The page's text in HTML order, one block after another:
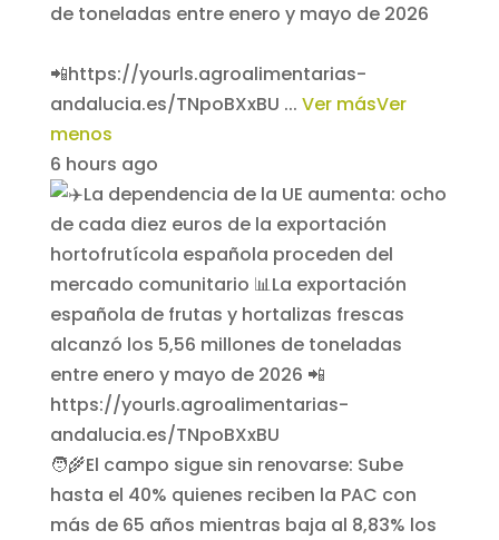
de toneladas entre enero y mayo de 2026
📲https://yourls.agroalimentarias-
andalucia.es/TNpoBXxBU ... Ver másVer
menos
6 hours ago
🧑‍🌾El campo sigue sin renovarse: Sube
hasta el 40% quienes reciben la PAC con
más de 65 años mientras baja al 8,83% los